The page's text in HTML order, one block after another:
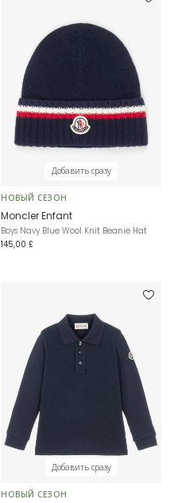
Добавить сразу
НОВЫЙ СЕЗОН
Moncler Enfant
Boys Navy Blue Wool Knit Beanie Hat
145,00 £
Добавить сразу
НОВЫЙ СЕЗОН